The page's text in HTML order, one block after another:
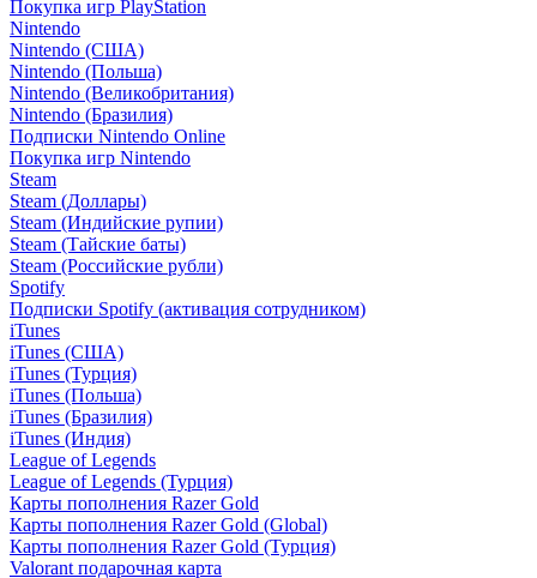
Покупка игр PlayStation
Nintendo
Nintendo (США)
Nintendo (Польша)
Nintendo (Великобритания)
Nintendo (Бразилия)
Подписки Nintendo Online
Покупка игр Nintendo
Steam
Steam (Доллары)
Steam (Индийские рупии)
Steam (Тайские баты)
Steam (Российские рубли)
Spotify
Подписки Spotify (активация сотрудником)
iTunes
iTunes (США)
iTunes (Турция)
iTunes (Польша)
iTunes (Бразилия)
iTunes (Индия)
League of Legends
League of Legends (Турция)
Карты пополнения Razer Gold
Карты пополнения Razer Gold (Global)
Карты пополнения Razer Gold (Турция)
Valorant подарочная карта